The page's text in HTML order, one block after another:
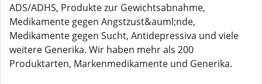
ADS/ADHS, Produkte zur Gewichtsabnahme,
Medikamente gegen Angstzust&auml;nde,
Medikamente gegen Sucht, Antidepressiva und viele
weitere Generika. Wir haben mehr als 200
Produktarten, Markenmedikamente und Generika.